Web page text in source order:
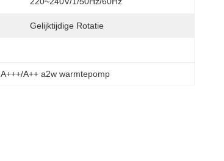
Gelijktijdige Rotatie
, A+++/A++ a2w warmtepomp